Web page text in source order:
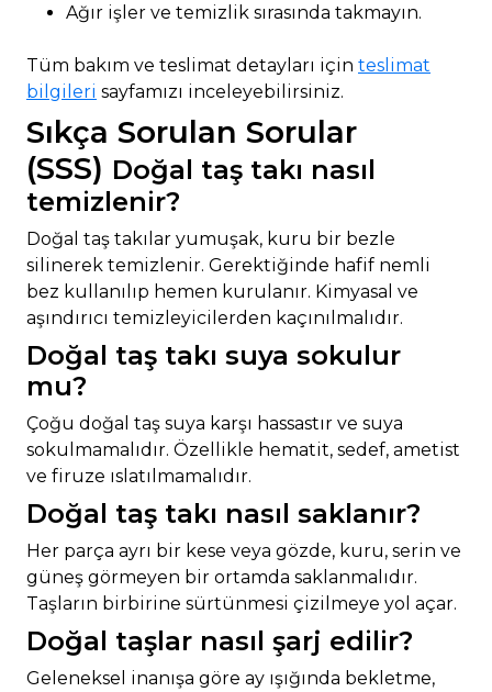
Ağır işler ve temizlik sırasında takmayın.
Tüm bakım ve teslimat detayları için teslimat
bilgileri sayfamızı inceleyebilirsiniz.
Sıkça Sorulan Sorular
(SSS) Doğal taş takı nasıl
temizlenir?
Doğal taş takılar yumuşak, kuru bir bezle
silinerek temizlenir. Gerektiğinde hafif nemli
bez kullanılıp hemen kurulanır. Kimyasal ve
aşındırıcı temizleyicilerden kaçınılmalıdır.
Doğal taş takı suya sokulur
mu?
Çoğu doğal taş suya karşı hassastır ve suya
sokulmamalıdır. Özellikle hematit, sedef, ametist
ve firuze ıslatılmamalıdır.
Doğal taş takı nasıl saklanır?
Her parça ayrı bir kese veya gözde, kuru, serin ve
güneş görmeyen bir ortamda saklanmalıdır.
Taşların birbirine sürtünmesi çizilmeye yol açar.
Doğal taşlar nasıl şarj edilir?
Geleneksel inanışa göre ay ışığında bekletme,